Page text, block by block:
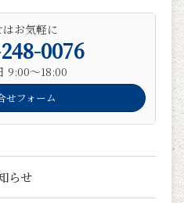
お気軽に
0076
9:00～18:00
せフォーム
らせ